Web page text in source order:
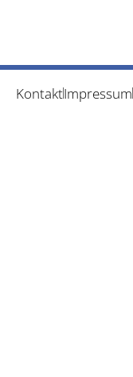
KontaktImpressum